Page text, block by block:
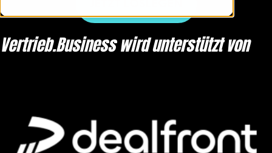
Vertrieb.Business wird unterstützt von